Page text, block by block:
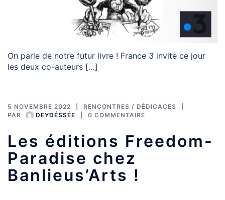
On parle de notre futur livre ! France 3 invite ce jour
les deux co-auteurs […]
5 NOVEMBRE 2022
RENCONTRES / DÉDICACES
PAR
DEYDÉSSÉE 0 COMMENTAIRE
Les éditions Freedom-
Paradise chez
Banlieus’Arts !